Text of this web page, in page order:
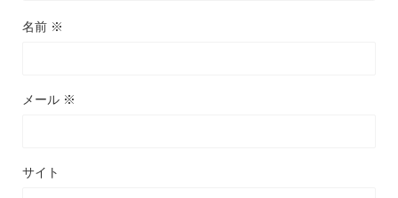
名前 ※
メール ※
サイト